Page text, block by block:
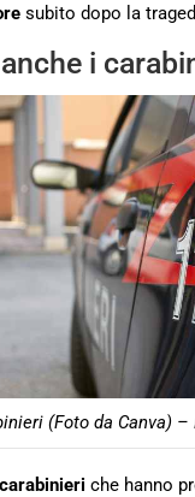
subito dopo la
i
(Foto da Canva) –
carabinieri che hanno